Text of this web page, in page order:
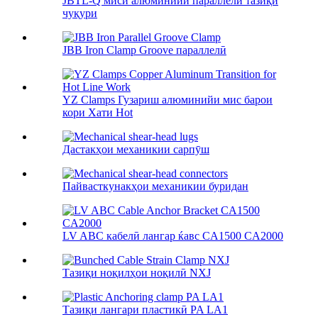
чуқури
JBB Iron Clamp Groove параллелӣ
YZ Clamps Гузариш алюминийи мис барои
кори Хати Hot
Дастакҳои механикии сарпӯш
Пайвасткунакҳои механикии буридан
LV ABC кабелӣ лангар ќавс CA1500 CA2000
Тазиқи ноқилҳои ноқилӣ NXJ
Тазиқи лангари пластикӣ PA LA1